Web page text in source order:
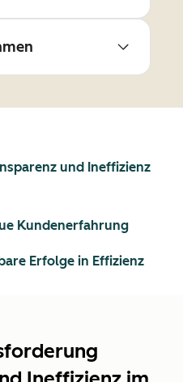
und Ineffizienz
Kundenerfahrung
Erfolge in Effizienz